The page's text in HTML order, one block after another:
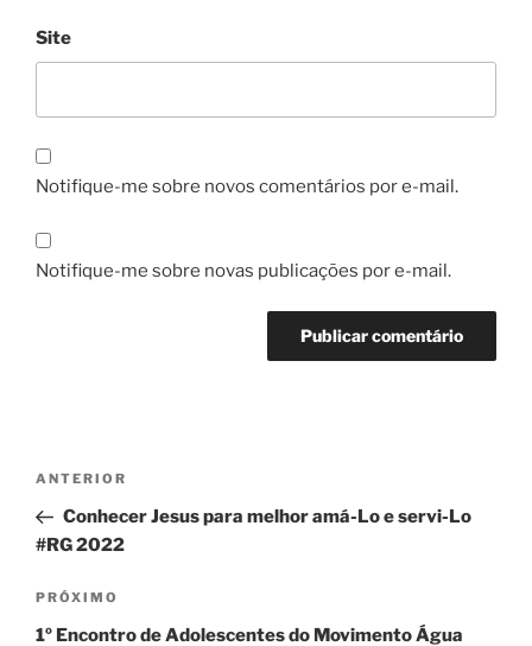
Site
Notifique-me sobre novos comentários por e-mail.
Notifique-me sobre novas publicações por e-mail.
Navegação
Post
Post
anterior
ANTERIOR
Conhecer Jesus para melhor amá-Lo e servi-Lo
#RG 2022
Próximo
post
PRÓXIMO
1º Encontro de Adolescentes do Movimento Água